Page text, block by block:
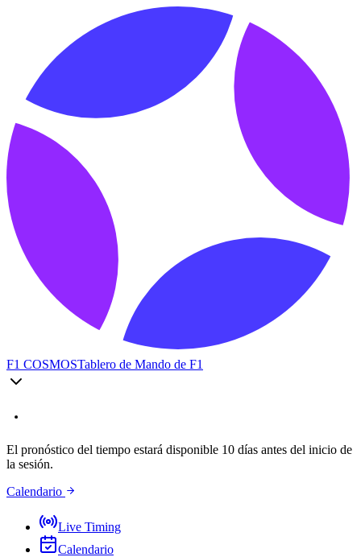
F1 COSMOSTablero de Mando de F1
El pronóstico del tiempo estará disponible 10 días antes del inicio de
la sesión.
Calendario
Live Timing
Calendario